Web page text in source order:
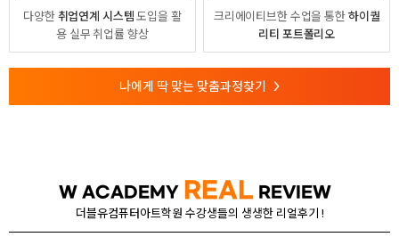
다양한취업연계 시스템도입을 활
용실무 취업률 향상
크리에이티브한 수업을 통한하이퀄
리티 포트폴리오
나에게 딱 맞는 맞춤과정찾기 >
W ACADEMY REAL REVIEW
더블유컴퓨터아트학원 수강생들의 생생한 리얼후기 !